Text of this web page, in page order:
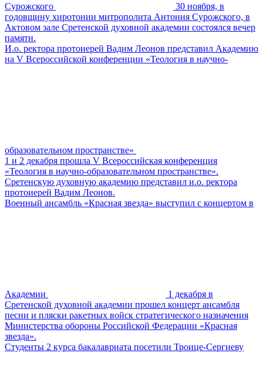
Сурожского
30 ноября, в
годовщину хиротонии митрополита Антония Сурожского, в
Актовом зале Сретенской духовной академии состоялся вечер
памяти.
И.о. ректора протоиерей Вадим Леонов представил Академию
на V Всероссийской конференции «Теология в научно-
образовательном пространстве»
1 и 2 декабря прошла V Всероссийская конференция
«Теология в научно-образовательном пространстве».
Сретенскую духовную академию представил и.о. ректора
протоиерей Вадим Леонов.
Военный ансамбль «Красная звезда» выступил с концертом в
Академии
1 декабря в
Сретенской духовной академии прошел концерт ансамбля
песни и пляски ракетных войск стратегического назначения
Министерства обороны Российской Федерации «Красная
звезда».
Студенты 2 курса бакалавриата посетили Троице-Сергиеву